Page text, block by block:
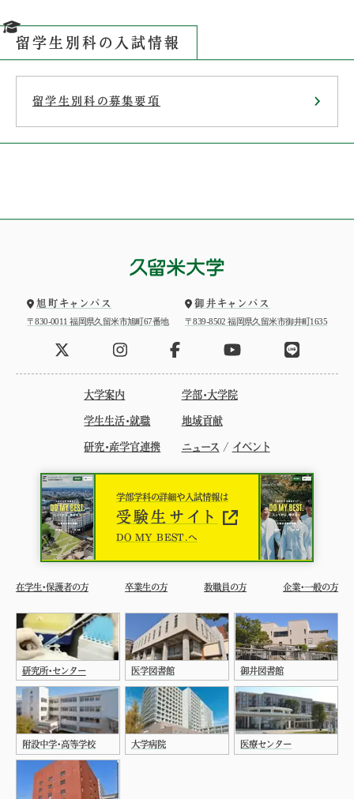
留学生別科の入試情報
留学生別科の募集要項
旭町キャンパス
〒830-0011 福岡県久留米市旭町67番地
御井キャンパス
〒839-8502 福岡県久留米市御井町1635
大学案内 学部・大学院
学生生活・就職 地域貢献
研究・産学官連携 ニュース / イベント
学部学科の詳細や入試情報は
受験生サイト
DO MY BEST.へ
在学生・保護者の方 卒業生の方 教職員の方 企業・一般の方
研究所・センター 医学図書館 御井図書館
附設中学・高等学校 大学病院 医療センター